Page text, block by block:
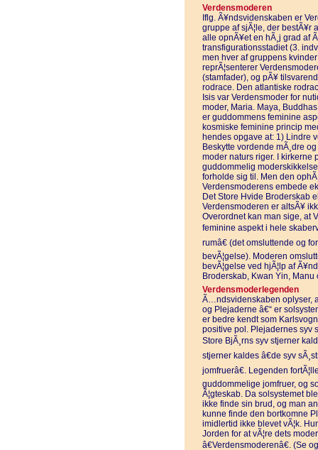
Verdensmoderen
Iflg. Ã¥ndsvidenskaben er
gruppe af sjÃ¦le, der bestÃ¥r
alle opnÃ¥et en hÃ¸j grad af
transfigurationsstadiet (3.
men hver af gruppens
reprÃ¦senterer
(stamfader), og pÃ¥
rodrace. Den atlantiske
Isis var Verdensmoder for
moder, Maria. Maya,
er guddommens feminine
kosmiske feminine princip
hendes opgave at: 1) Lindre
Beskytte vordende mÃ¸dre
moder naturs riger. I kirkerne
guddommelig
forholde sig til. Men den
Verdensmoderens embede
Det Store Hvide Broderskab
Verdensmoderen er altsÃ¥
Overordnet kan man sige, at
feminine aspekt i hele
rumâ€ (det omsluttende og
bevÃ¦gelse). Moderen
bevÃ¦gelse ved hjÃ¦lp af
Broderskab, Kwan Yin, Manu
Verdensmoderlegenden
Ã…ndsvidenskaben oplyser,
og Plejaderne â€“ er
er bedre kendt som
positive pol. Plejadernes syv
Store BjÃ¸rns syv stjerner
stjerner kaldes â€de syv
jomfruerâ€. Legenden
guddommelige jomfruer, og
Ã¦gteskab. Da solsystemet
ikke finde sin brud, og man
kunne finde den bortkomne
imidlertid ikke blevet vÃ¦k.
Jorden for at vÃ¦re dets
â€Verdensmoderenâ€. (Se